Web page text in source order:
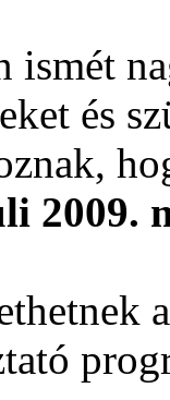
ismét
és
2009.